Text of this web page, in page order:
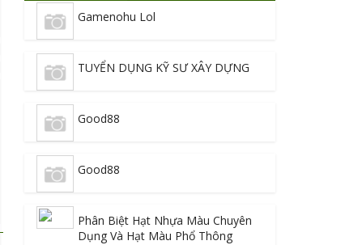
Gamenohu Lol
TUYỂN DỤNG KỸ SƯ XÂY DỰNG
Good88
Good88
Phân Biệt Hạt Nhựa Màu Chuyên
Dụng Và Hạt Màu Phổ Thông